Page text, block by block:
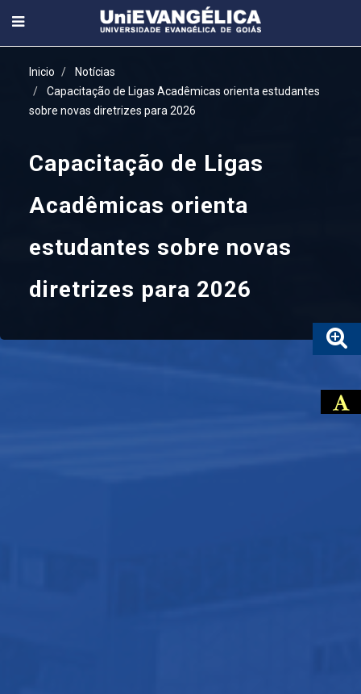
Inicio
Notícias
Capacitação de Ligas Acadêmicas orienta estudantes
sobre novas diretrizes para 2026
Capacitação de Ligas
Acadêmicas orienta
estudantes sobre novas
diretrizes para 2026